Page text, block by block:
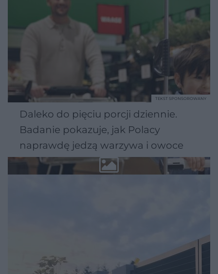
Daleko do pięciu porcji dziennie.
Badanie pokazuje, jak Polacy
naprawdę jedzą warzywa i owoce
TEKST SPONSOROWANY